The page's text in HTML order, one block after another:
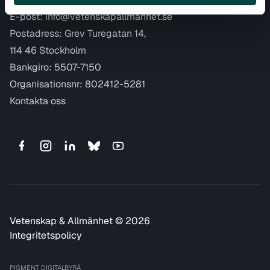
E-post:info@vetenskapallmanhet.se
Postadress: Grev Turegatan 14,
114 46 Stockholm
Bankgiro: 5507-7150
Organisationsnr: 802412-5281
Kontakta oss
Vetenskap & Allmänhet © 2026
Integritetspolicy
PIGMENT DIGITALBYRÅ